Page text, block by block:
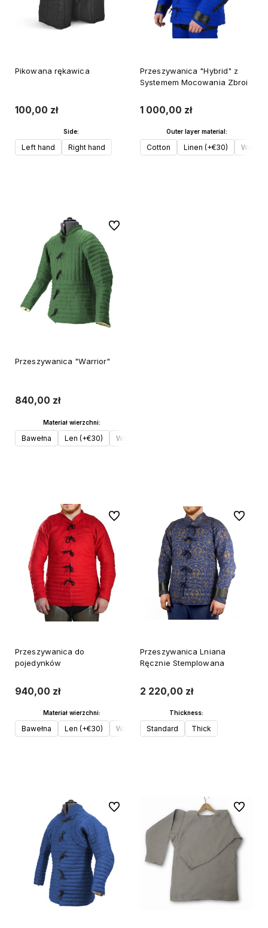
Pikowana rękawica
100,00 zł
Side:
Left hand Right hand
Przeszywanica "Hybrid" z
Systemem Mocowania Zbroi
1 000,00 zł
Outer layer material:
Cotton Linen (+€30) Wool
Przeszywanica "Warrior"
840,00 zł
Materiał wierzchni:
Bawełna Len (+€30) Wełna (+€50)
Do ulubionych
Przeszywanica do
pojedynków
940,00 zł
Materiał wierzchni:
Bawełna Len (+€30) Wełna (+€50)
Do ulubionych
Przeszywanica Lniana
Ręcznie Stemplowana
2 220,00 zł
Thickness:
Standard Thick
Do
Do ulubionych Do